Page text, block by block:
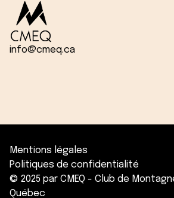
info@cmeq.ca
Mentions légales
Politiques de confidentialité
© 2025 par CMEQ - Club de
Québec